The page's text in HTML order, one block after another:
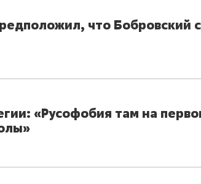
что Бобровский
«Русофобия там на